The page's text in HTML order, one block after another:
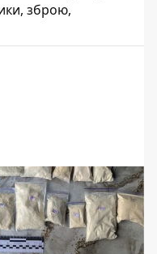
зброю,